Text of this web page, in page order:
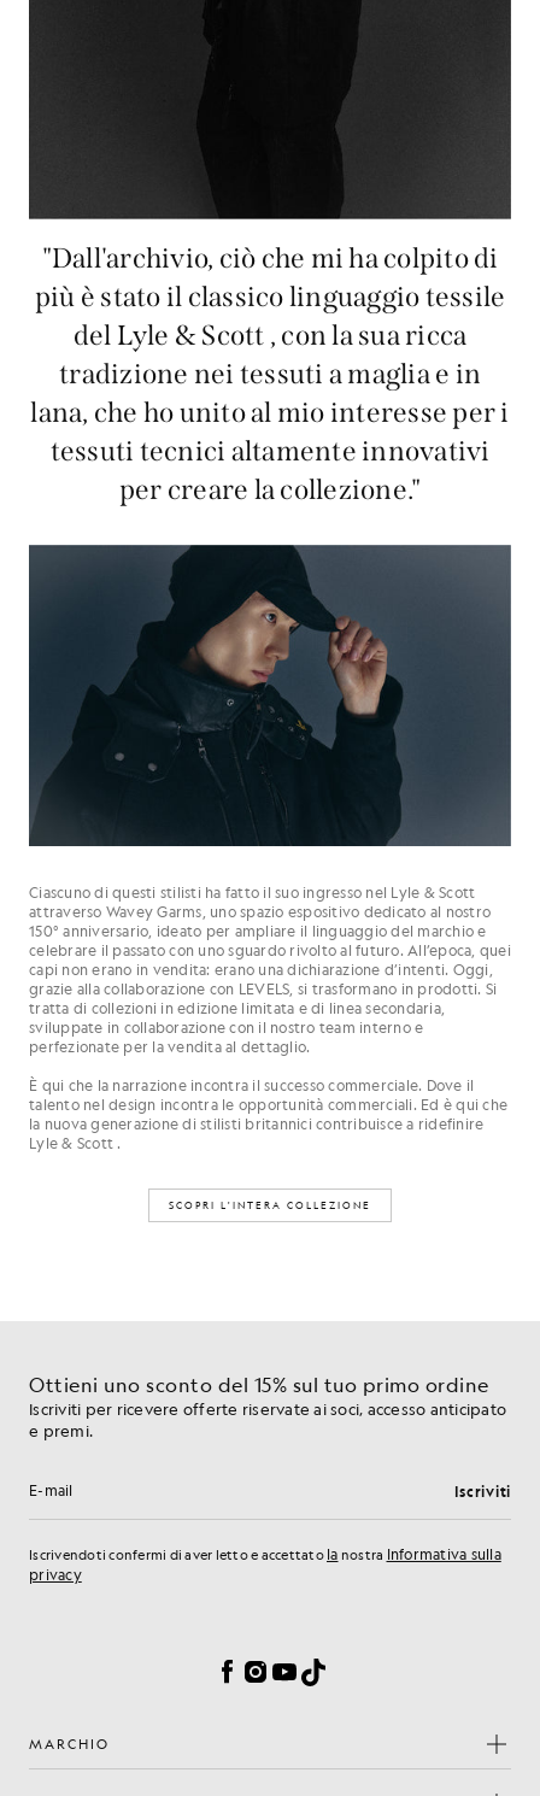
"Dall'archivio, ciò che mi ha colpito di
più è stato il classico linguaggio tessile
del Lyle & Scott , con la sua ricca
tradizione nei tessuti a maglia e in
lana, che ho unito al mio interesse per i
tessuti tecnici altamente innovativi
per creare la collezione."
Ciascuno di questi stilisti ha fatto il suo ingresso nel Lyle & Scott
attraverso Wavey Garms, uno spazio espositivo dedicato al nostro
150° anniversario, ideato per ampliare il linguaggio del marchio e
celebrare il passato con uno sguardo rivolto al futuro. All’epoca, quei
capi non erano in vendita: erano una dichiarazione d’intenti. Oggi,
grazie alla collaborazione con LEVELS, si trasformano in prodotti. Si
tratta di collezioni in edizione limitata e di linea secondaria,
sviluppate in collaborazione con il nostro team interno e
perfezionate per la vendita al dettaglio.
È qui che la narrazione incontra il successo commerciale. Dove il
talento nel design incontra le opportunità commerciali. Ed è qui che
la nuova generazione di stilisti britannici contribuisce a ridefinire
Lyle & Scott .
SCOPRI L'INTERA COLLEZIONE
Ottieni uno sconto del 15% sul tuo primo ordine
Iscriviti per ricevere offerte riservate ai soci, accesso anticipato
e premi.
Indirizzo e-mail Iscriviti
Iscrivendoti confermi di aver letto e accettato la nostra Informativa sulla
privacy
Facebook
Instagram
YouTube
TikTok
MARCHIO